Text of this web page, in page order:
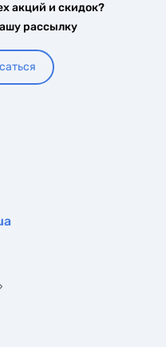
акций и скидок?
рассылку